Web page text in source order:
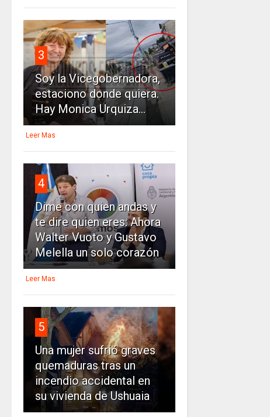
3
Soy la Vicegobernadora,
estaciono donde quiera.
Hay Monica Urquiza...
Leer Mas
4
Dime con quien andas y
te dire quien eres: Ahora
Walter Vuoto y Gustavo
Melella un solo corazón
Leer Mas
5
Una mujer sufrió graves
quemaduras tras un
incendio accidental en
su vivienda de Ushuaia